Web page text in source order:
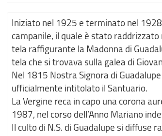
Iniziato nel 1925 e terminato nel
campanile, il quale è stato
tela raffigurante la Madonna di
tela che si trovava sulla galea di
Nel 1815 Nostra Signora di
ufficialmente intitolato il Santuario.
La Vergine reca in capo una corona
1987, nel corso dell’Anno Mariano
Il culto di N.S. di Guadalupe si diffuse